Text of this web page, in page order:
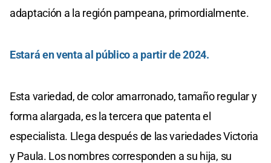
adaptación a la región pampeana, primordialmente.
Estará en venta al público a partir de 2024.
Esta variedad, de color amarronado, tamaño regular y
forma alargada, es la tercera que patenta el
especialista. Llega después de las variedades Victoria
y Paula. Los nombres corresponden a su hija, su